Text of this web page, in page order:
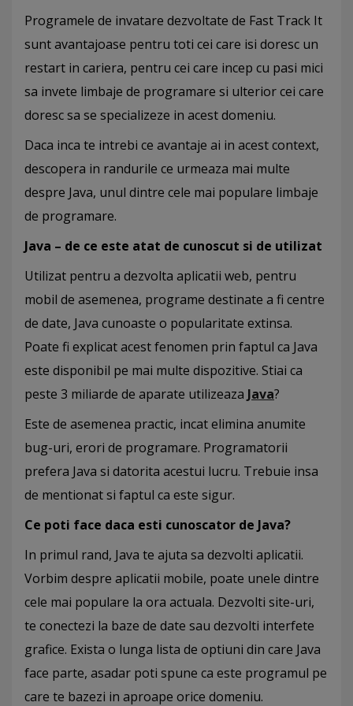
Programele de invatare dezvoltate de Fast Track It
sunt avantajoase pentru toti cei care isi doresc un
restart in cariera, pentru cei care incep cu pasi mici
sa invete limbaje de programare si ulterior cei care
doresc sa se specializeze in acest domeniu.
Daca inca te intrebi ce avantaje ai in acest context,
descopera in randurile ce urmeaza mai multe
despre Java, unul dintre cele mai populare limbaje
de programare.
Java – de ce este atat de cunoscut si de utilizat
Utilizat pentru a dezvolta aplicatii web, pentru
mobil de asemenea, programe destinate a fi centre
de date, Java cunoaste o popularitate extinsa.
Poate fi explicat acest fenomen prin faptul ca Java
este disponibil pe mai multe dispozitive. Stiai ca
peste 3 miliarde de aparate utilizeaza Java?
Este de asemenea practic, incat elimina anumite
bug-uri, erori de programare. Programatorii
prefera Java si datorita acestui lucru. Trebuie insa
de mentionat si faptul ca este sigur.
Ce poti face daca esti cunoscator de Java?
In primul rand, Java te ajuta sa dezvolti aplicatii.
Vorbim despre aplicatii mobile, poate unele dintre
cele mai populare la ora actuala. Dezvolti site-uri,
te conectezi la baze de date sau dezvolti interfete
grafice. Exista o lunga lista de optiuni din care Java
face parte, asadar poti spune ca este programul pe
care te bazezi in aproape orice domeniu.